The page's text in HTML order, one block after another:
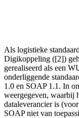
Als logistieke
Digikoppeling ([2])
gerealiseerd als een
onderliggende
1.0 en SOAP 1.1. In
weergegeven, waarbij
dataleverancier is
SOAP niet van